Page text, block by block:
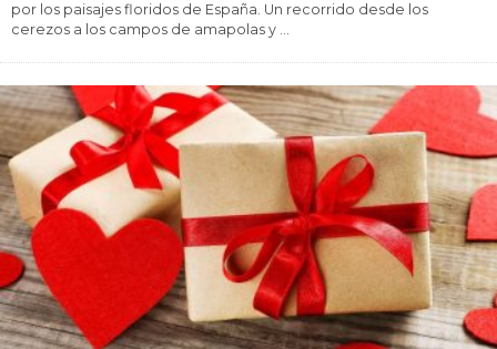
por los paisajes floridos de España. Un recorrido desde los
cerezos a los campos de amapolas y ...